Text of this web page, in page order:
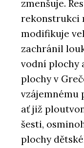
zmenšuje.
rekonstrukci
modifikuje
zachránil
vodní plochy
plochy v
vzájemnému
ať již
šesti,
plochy